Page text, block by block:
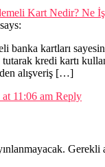
Kart Nedir? Ne
says:
kartları
kredi kartı
alışveriş […]
11:06 am Reply
Gerekli